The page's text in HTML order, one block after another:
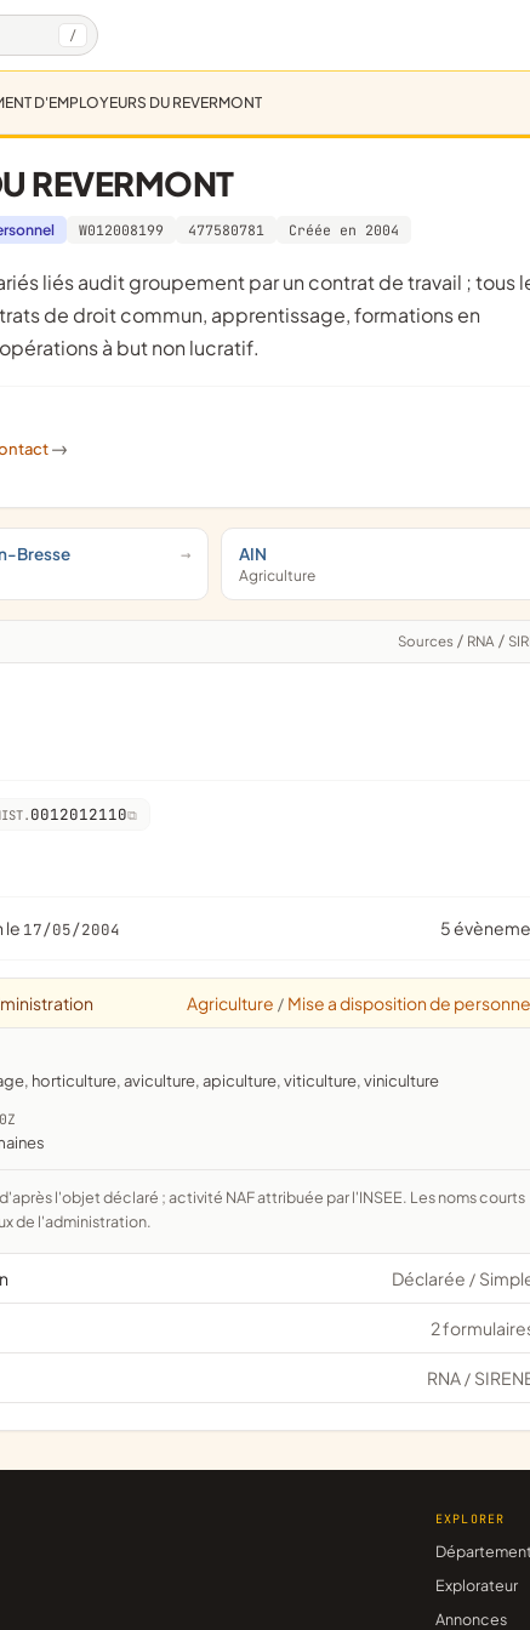
/
D'EMPLOYEURS DU REVERMONT
REVERMONT
W012008199 477580781 Créée en 2004
de droit commun, apprentissage, formations en
à but non lucratif.
->
Bresse AIN
Agriculture
Sources / RNA /
0012012110
le 17/05/2004 5
Agriculture / Mise a disposition de
horticulture, aviculture, apiculture, viticulture, viniculture
de l'administration.
Déclarée /
2
RNA /
EXPLORER
Explorateur
Annonces